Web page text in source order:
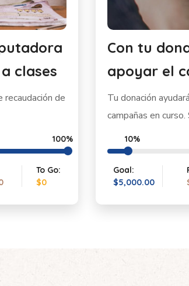
clases
de
100%
To Go:
$0
Con tu
apoyar el
Tu donación
campañas en curso.
10%
Goal:
$5,000.00